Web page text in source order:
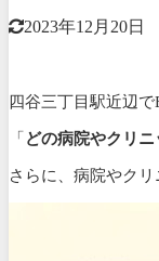
2023年12月20日
四谷三丁目駅近辺
「 どの病院やクリ
さらに、病院やクリ